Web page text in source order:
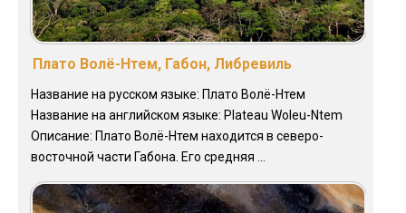
Плато Волё-Нтем, Габон, Либревиль
Название на русском языке: Плато Волё-Нтем
Название на английском языке: Plateau Woleu-Ntem
Описание: Плато Волё-Нтем находится в северо-
восточной части Габона. Его средняя ...